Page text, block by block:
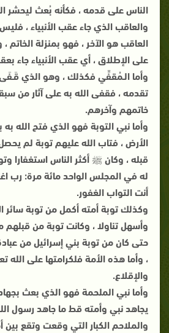
الناس على قدمه ، فكأنه بُعث ليحشر
والعاقب الذي جاء عقب الأنبياء ،
العاقب هو الآخر ، فهو بمنزلة
على الإطلاق ، أي عقب الأنبياء جاء
تقدمه ، فقفى الله به على آثار من
خاتمهم وآخرهم.
وأما نبي التوبة فهو الذي فتح الله
الأرض ، فتاب الله عليهم توبة لم
قبله ، وكان ﷺ أكثر الناس استغفارا
له في المجلس الواحد مائة مرة: رب
أنت التواب الغفور.
وكذلك توبة أمته أكمل من توبة سائر
وأسهل تناولا ، وكانت توبة من قبلهم
حتى كان من توبة بني إسرائيل من
، وأما هذه الأمة فلكرامتها على الله
والإقلاع.
وأما نبي الملحمة فهو الذي بعث بجهاد
يجاهد نبي وأمته قط ما جاهد رسول
والملاحم الكبار التي وقعت وتقع بين